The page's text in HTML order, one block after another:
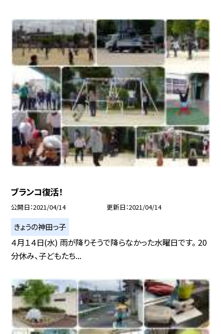
ブランコ復活！
公開日 2021/04/14 更新日 2021/04/14
きょうの神田っ子
４月１４日(水) 雨が降りそうで降らなかった水曜日です。 20
分休み、子どもたち...